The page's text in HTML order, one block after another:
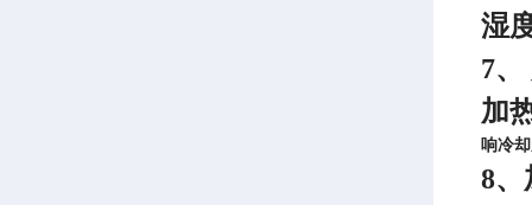
湿
7
加
响冷
8、